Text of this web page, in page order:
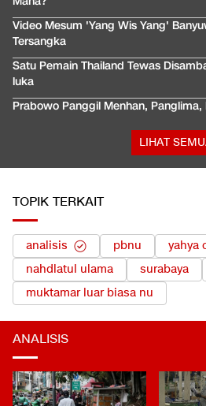
Video Mesum 'Yang Wis Yang'
Tersangka
Satu Pemain Thailand Tewas
luka
Prabowo Panggil Menhan,
LIHAT
TOPIK TERKAIT
analisis pbnu
yahya
nahdlatul ulama
surabaya
muktamar luar biasa nu
ANALISIS